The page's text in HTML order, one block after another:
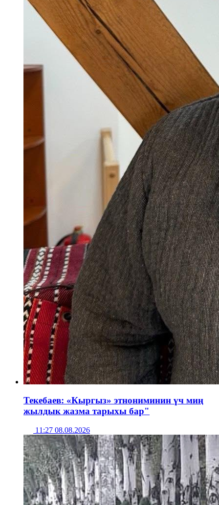
Текебаев: «Кыргыз» этнониминин үч миң
жылдык жазма тарыхы бар"
11:27 08.08.2026